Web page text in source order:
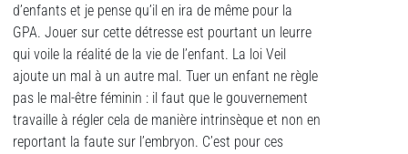
d’enfants et je pense qu’il en ira de même pour la
GPA. Jouer sur cette détresse est pourtant un leurre
qui voile la réalité de la vie de l’enfant. La loi Veil
ajoute un mal à un autre mal. Tuer un enfant ne règle
pas le mal-être féminin : il faut que le gouvernement
travaille à régler cela de manière intrinsèque et non en
reportant la faute sur l’embryon. C’est pour ces